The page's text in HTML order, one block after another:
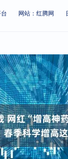
网站：红腾网